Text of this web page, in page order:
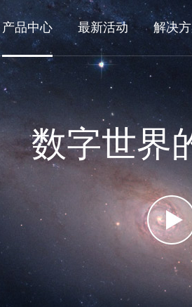
产品中心 最新活动 解决
数字世界